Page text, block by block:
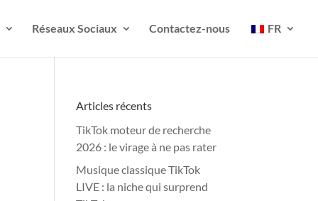
Réseaux Sociaux Contactez-nous FR
Articles récents
TikTok moteur de recherche
2026 : le virage à ne pas rater
Musique classique TikTok
LIVE : la niche qui surprend